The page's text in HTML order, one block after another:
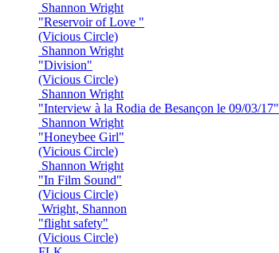
Shannon Wright
"Reservoir of Love "
(Vicious Circle)
Shannon Wright
"Division"
(Vicious Circle)
Shannon Wright
"Interview à la Rodia de Besançon le 09/03/17"
Shannon Wright
"Honeybee Girl"
(Vicious Circle)
Shannon Wright
"In Film Sound"
(Vicious Circle)
Wright, Shannon
"flight safety"
(Vicious Circle)